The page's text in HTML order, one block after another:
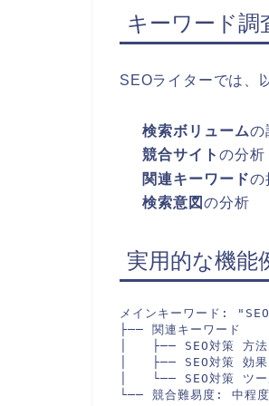
キーワード調
SEOライターでは、
検索ボリュームの
競合サイト の分析
関連キーワードの
検索意図の分析
実用的な機能
メインキーワード:
├── 関連キーワード
│   ├── SEO対策 方法
│   ├── SEO対策 効果
│   └── SEO対策 ツー
└── 競合難易度: 中程度